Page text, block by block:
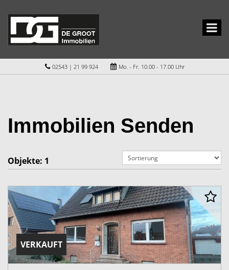
02543 | 21 99 924 Mo. - Fr. 10.00 - 17.00 Uhr
Immobilien Senden
Objekte: 1
VERKAUFT